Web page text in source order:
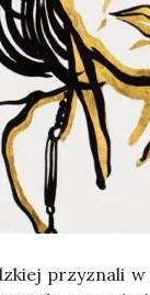
przy­zna­li